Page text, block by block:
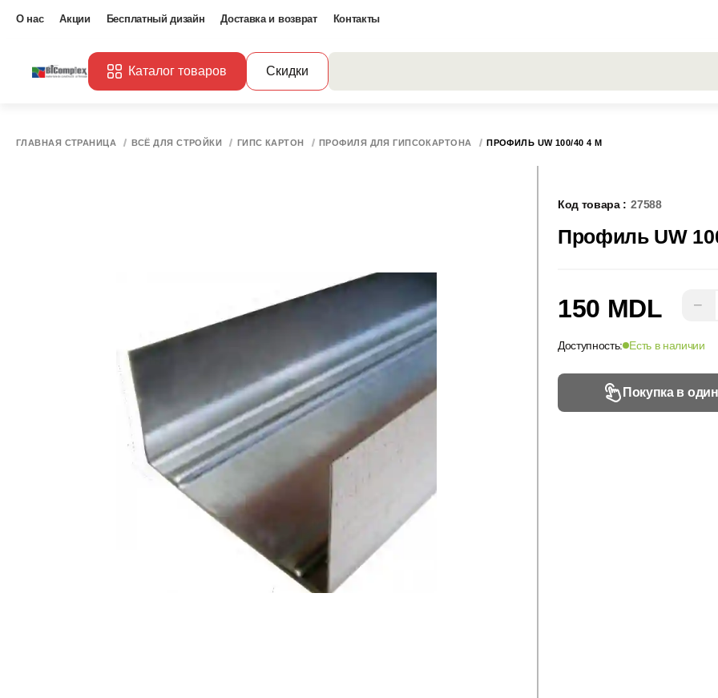
О нас Акции Бесплатный дизайн Доставка и возврат Контакты
Каталог товаров Скидки
ГЛАВНАЯ СТРАНИЦА ВСЁ ДЛЯ СТРОЙКИ ГИПС КАРТОН ПРОФИЛЯ ДЛЯ ГИПСОКАРТОНА ПРОФИЛЬ UW 100/40 4 М
Код товара : 27588
Профиль UW
150 MDL −
Доступность: Есть в наличии
Покупка в